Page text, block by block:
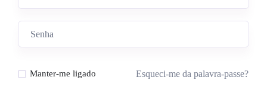
Manter-me ligado Esqueci-me da palavra-passe?